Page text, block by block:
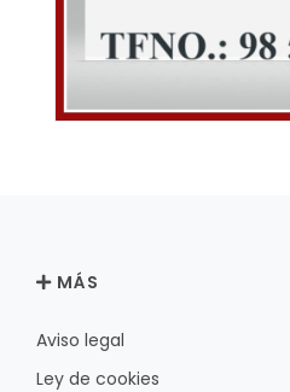
MÁS
Aviso legal
Ley de cookies